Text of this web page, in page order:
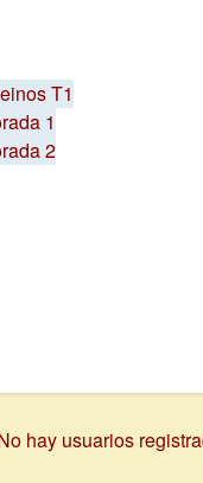
T1
1
2
hay usuarios